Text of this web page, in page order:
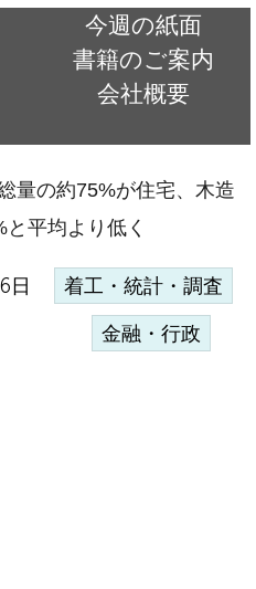
今週の紙面
書籍のご案内
会社概要
量の約75%が住宅、木造
平均より低く
日 着工・統計・調査
金融・行政